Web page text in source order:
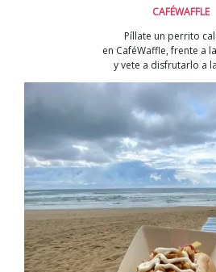
CAFÉWAFFLE
Píllate un perrito
en CaféWaffle, frente a
y vete a disfrutarlo a